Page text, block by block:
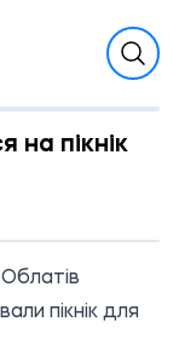
на пікнік
пікнік для